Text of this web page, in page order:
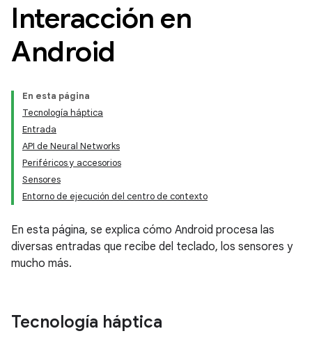
Interacción en
Android
En esta página
Tecnología háptica
Entrada
API de Neural Networks
Periféricos y accesorios
Sensores
Entorno de ejecución del centro de contexto
En esta página, se explica cómo Android procesa las
diversas entradas que recibe del teclado, los sensores y
mucho más.
Tecnología háptica